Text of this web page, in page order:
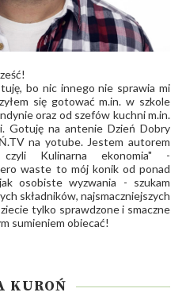
bo nic innego nie sprawia mi
się gotować m.in. w szkole
oraz od szefów kuchni m.in.
Gotuję na antenie Dzień Dobry
na yotube. Jestem autorem
Kulinarna ekonomia" -
waste to mój konik od ponad
osobiste wyzwania - szukam
składników, najsmaczniejszych
tylko sprawdzone i smaczne
sumieniem obiecać!
KUROŃ